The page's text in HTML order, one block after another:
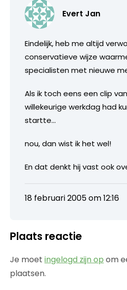
Evert Jan
Eindelijk, heb me altijd
conservatieve wijze
specialisten met nieuwe
Als ik toch eens een clip
willekeurige werkdag had
startte…
nou, dan wist ik het wel!
En dat denkt hij vast ook
18 februari 2005 om 12:16
Plaats reactie
Je moet ingelogd zijn op om
plaatsen.